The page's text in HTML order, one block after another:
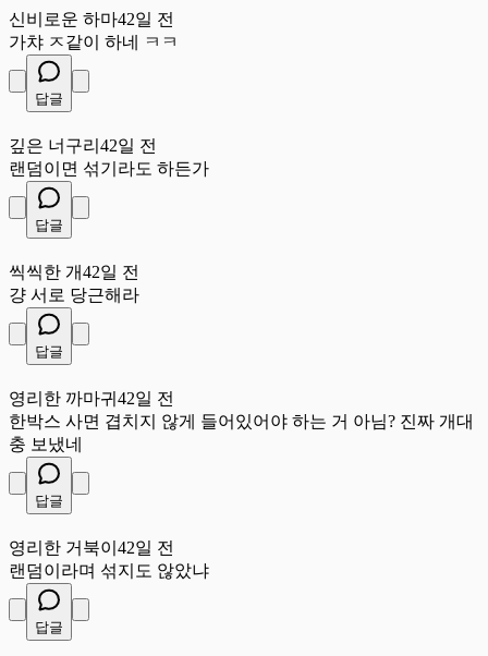
신비로운 하마42일 전
가챠 ㅈ같이 하네 ㅋㅋ
답글
깊은 너구리 42일 전
랜덤이면 섞기라도 하든가
답글
씩씩한 개42일 전
걍 서로 당근해라
답글
영리한 까마귀 42일 전
한박스 사면 겹치지 않게 들어있어야 하는 거 아님? 진짜 개대
충 보냈네
답글
영리한 거북이 42일 전
랜덤이라며 섞지도 않았냐
답글